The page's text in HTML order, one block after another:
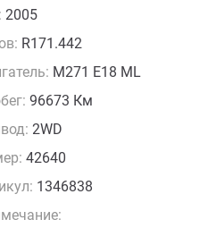
2005
R171.442
M271 E18 ML
96673 Км
2WD
42640
1346838